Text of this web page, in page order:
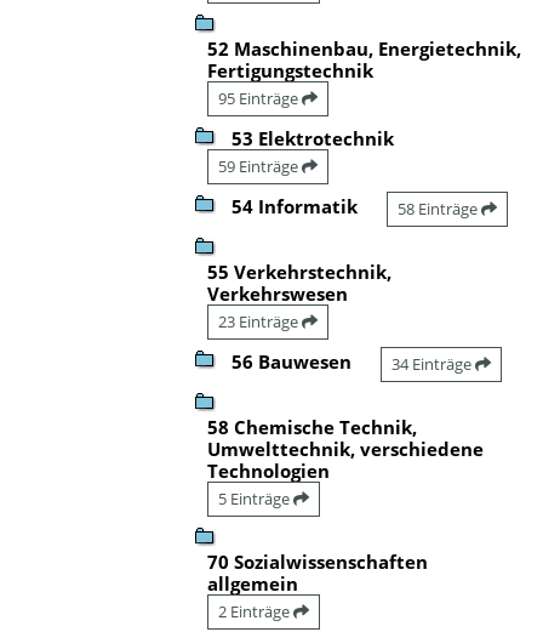
52 Maschinenbau, Energietechnik,
Fertigungstechnik
95 Einträge
53 Elektrotechnik
59 Einträge
54 Informatik 58 Einträge
55 Verkehrstechnik,
Verkehrswesen
23 Einträge
56 Bauwesen 34 Einträge
58 Chemische Technik,
Umwelttechnik, verschiedene
Technologien
5 Einträge
70 Sozialwissenschaften
allgemein
2 Einträge